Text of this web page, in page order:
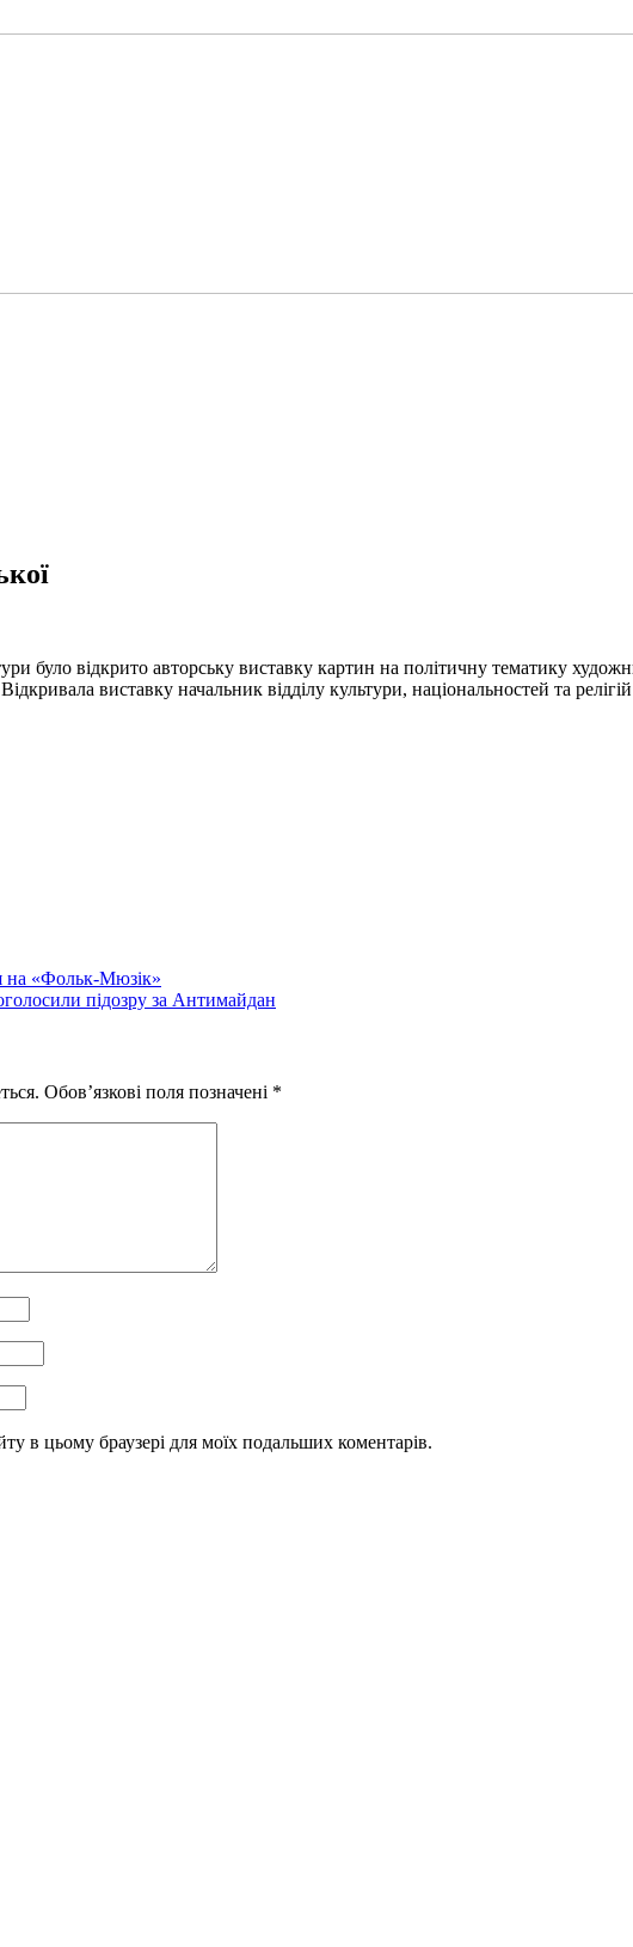
було відкрито авторську виставку картин на політичну тематику
виставку начальник відділу культури, національностей та
на «Фольк-Мюзік»
підозру за Антимайдан
Обов’язкові поля позначені *
в цьому браузері для моїх подальших коментарів.